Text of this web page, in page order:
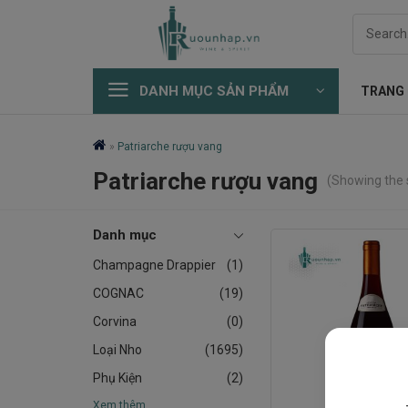
DANH MỤC SẢN PHẨM TRANG
» Patriarche rượu vang
Patriarche rượu vang (Showing the
Danh mục
Champagne Drappier
(1)
COGNAC
(19)
Corvina
(0)
Loại Nho
(1695)
Phụ Kiện
(2)
Xem thêm